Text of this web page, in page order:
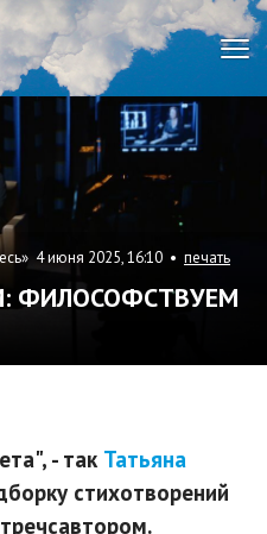
4 июня 2025, 16:10 • печать
ФИЛОСОФСТВУЕМ
- так Татьяна
стихотворений